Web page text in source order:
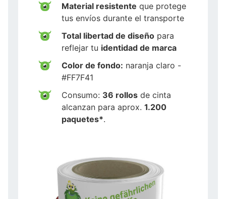
Material resistente que protege
tus envíos durante el transporte
Total libertad de diseño para
reflejar tu identidad de marca
Color de fondo: naranja claro -
#FF7F41
Consumo: 36 rollos de cinta
alcanzan para aprox. 1.200
paquetes*.